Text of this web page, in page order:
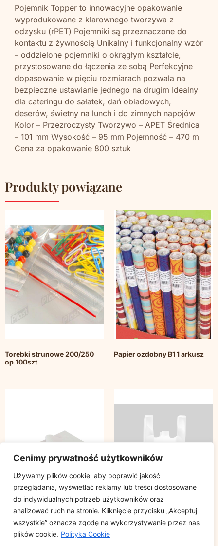
Cenimy prywatność użytkowników
Używamy plików cookie, aby poprawić jakość
przeglądania, wyświetlać reklamy lub treści dostosowane
do indywidualnych potrzeb użytkowników oraz
analizować ruch na stronie. Kliknięcie przycisku „Akceptuj
wszystkie” oznacza zgodę na wykorzystywanie przez nas
plików cookie. Polityka Cookie
Pojemnik Topper to innowacyjne opakowanie
wyprodukowane z klarownego tworzywa z
odzysku (rPET) Pojemniki są przeznaczone do
kontaktu z żywnością Unikalny i funkcjonalny wzór
– oddzielone pojemniki o okrągłym kształcie,
przystosowane do łączenia ze sobą Perfekcyjne
dopasowanie w pięciu rozmiarach pozwala na
bezpieczne ustawianie jednego na drugim Idealny
dla cateringu do sałatek, dań obiadowych,
deserów, świetny na lunch i do zimnych napojów
Kolor – Przezroczysty Tworzywo – APET Średnica
– 101 mm Wysokość – 95 mm Pojemność – 470 ml
Cena za opakowanie 800 sztuk
Produkty powiązane
Torebki strunowe 200/250
op.100szt
Papier ozdobny B1 1 arkusz
Papier pakowy gazeta
rozmiar 30x40cm, cena za